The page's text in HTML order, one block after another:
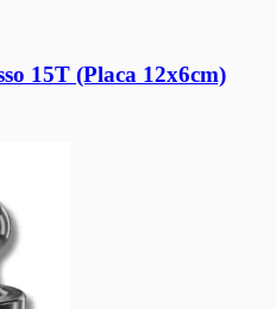
15T (Placa 12x6cm)